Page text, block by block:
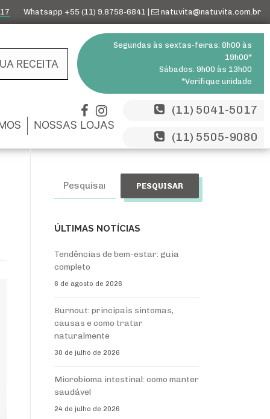
Whatsapp +55 (11) 9.8758-6841 | natuvita@natuvita.com.br
Segundas às sextas-feiras: 8h00 às
19h00*
Sábados: 9h00 às 13h00
*Verifique unidade
(11) 5041-5017
(11) 5505-9080
RECEITA
NOSSAS LOJAS
Pesquisar
por:
ÚLTIMAS NOTÍCIAS
Tendências de bem-estar: guia
completo
6 de agosto de 2026
Burnout: principais sintomas,
causas e como tratar
naturalmente
30 de julho de 2026
Microbioma intestinal: como manter
saudável
24 de julho de 2026